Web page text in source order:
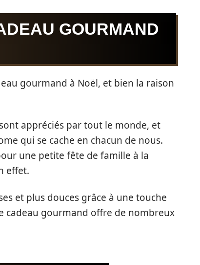
GOURMAND
gourmand à Noël, et bien la raison
appréciés par tout le monde, et
qui se cache en chacun de nous.
une petite fête de famille à la
effet.
et plus douces grâce à une touche
cadeau gourmand offre de nombreux